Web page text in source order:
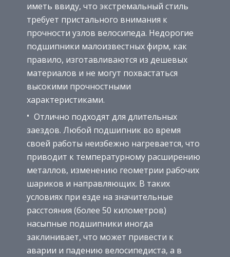
иметь ввиду, что экстремальный стиль
требует пристального внимания к
прочности узлов велосипеда. Недорогие
подшипники малоизвестных фирм, как
правило, изготавливаются из дешевых
материалов и не могут похвастаться
высокими прочностными
характеристиками.
Отлично подходят для длительных
заездов. Любой подшипник во время
своей работы неизбежно нагревается, что
приводит к температурному расширению
металлов, изменению геометрии рабочих
шариков и направляющих. В таких
условиях при езде на значительные
расстояния (более 50 километров)
насыпные подшипники иногда
заклинивает, что может привести к
аварии и падению велосипедиста, а в